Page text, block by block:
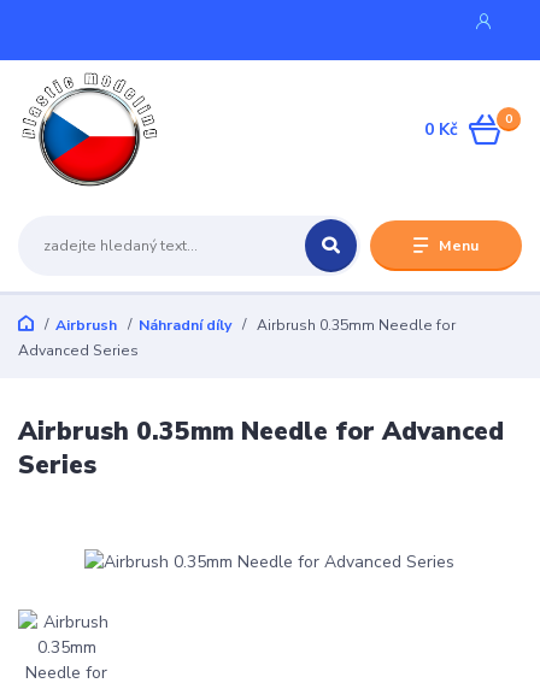
Menu
0
0 Kč
Airbrush Náhradní díly
Airbrush 0.35mm Needle for
Advanced Series
Airbrush 0.35mm Needle for Advanced
Series